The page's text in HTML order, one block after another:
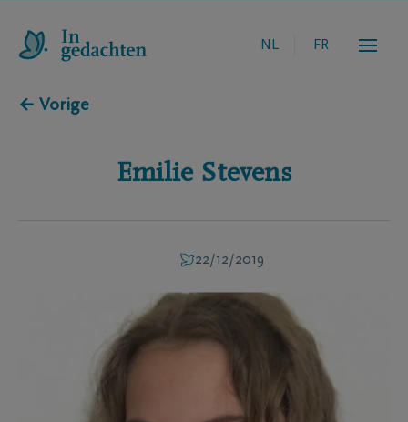
NL FR
← Vorige
Emilie Stevens
22/12/2019